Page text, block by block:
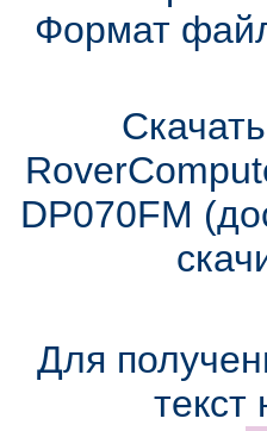
Формат
DP070FM
Для
текст